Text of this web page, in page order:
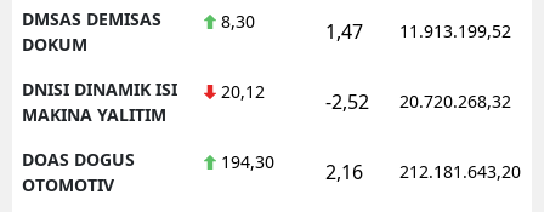
DMSAS DEMISAS
DOKUM
8,30 1,47 11.913.199,52
DNISI DINAMIK ISI
MAKINA YALITIM
20,12 -2,52 20.720.268,32
DOAS DOGUS
OTOMOTIV
194,30 2,16 212.181.643,20